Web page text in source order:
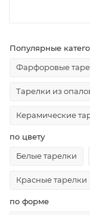
Популярные
Фарфоровые
Тарелки из
Керамические
по цвету
Белые тарелки
Красные тарелки
по форме